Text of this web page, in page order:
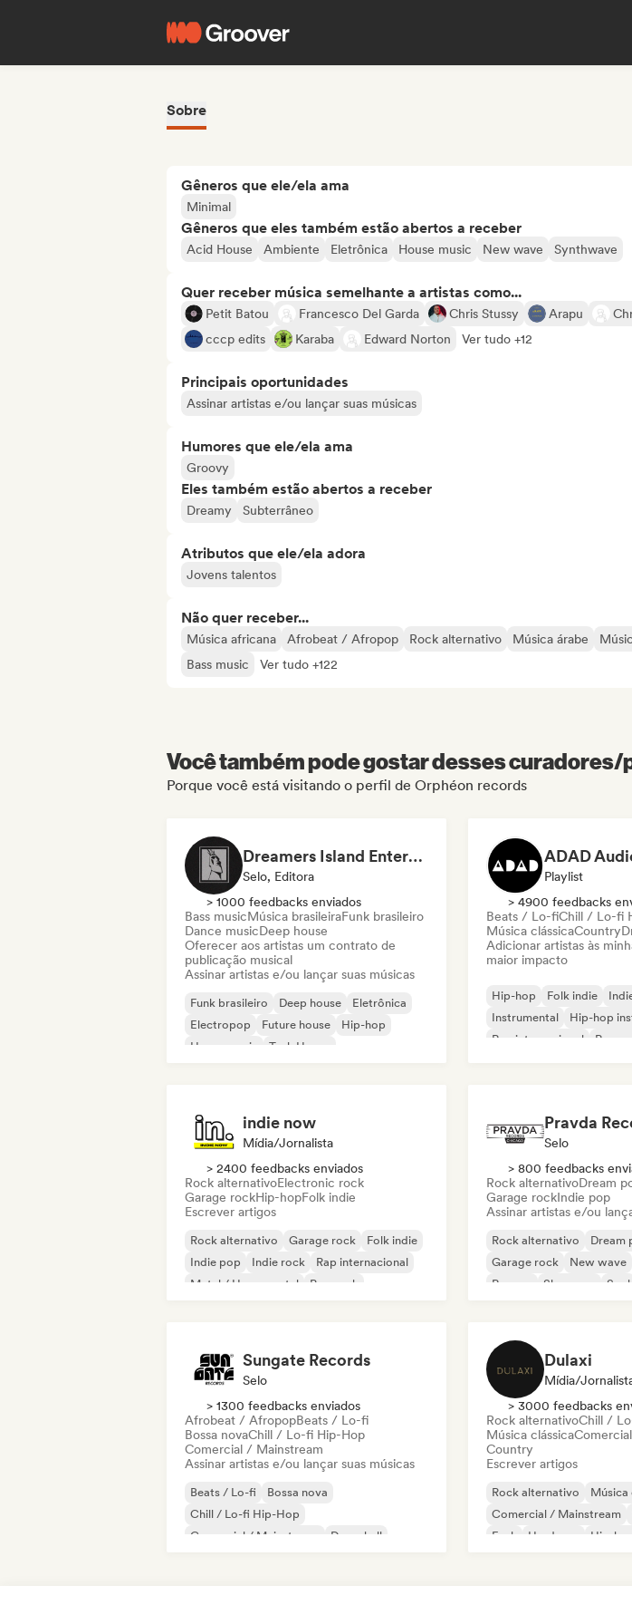
Sobre
Gêneros que ele/ela ama
Minimal
Gêneros que eles também estão abertos a receber
Acid House Ambiente Eletrônica House music New wave Synthwave
Quer receber música semelhante a artistas como...
Petit Batou Francesco Del Garda Chris Stussy Arapu
cccp edits
Karaba Edward Norton Ver tudo +12
Principais oportunidades
Assinar artistas e/ou lançar suas músicas
Humores que ele/ela ama
Groovy
Eles também estão abertos a receber
Dreamy Subterrâneo
Atributos que ele/ela adora
Jovens talentos
Não quer receber...
Música africana Afrobeat / Afropop Rock alternativo Música árabe
Bass music
Ver tudo +122
Você também pode gostar desses
Porque você está visitando o perfil de Orphéon records
Dreamers Island Entertainment
Selo, Editora
> 1000 feedbacks enviados
Bass musicMúsica brasileiraFunk brasileiro
Dance musicDeep house
Oferecer aos artistas um contrato de
publicação musical
Assinar artistas e/ou lançar suas músicas
Funk brasileiro Deep house
Eletrônica
Electropop
Future house
Hip-hop
House music
Tech House
ADAD
Playlist
> 4900 feedbacks
Beats / Lo-fiChill / Lo-fi
Música clássicaCountry
Adicionar artistas às
maior impacto
Hip-hop Folk indie
Instrumental
Hip-hop
Rap internacional
Rap
indie now
Mídia/Jornalista
> 2400 feedbacks enviados
Rock alternativoElectronic rock
Garage rockHip-hopFolk indie
Escrever artigos
Rock alternativo Garage rock
Folk indie
Indie pop
Indie rock
Rap internacional
Metal / Heavy metal
Pop rock
Pravda
Selo
> 800 feedbacks
Rock alternativoDream
Garage rockIndie pop
Assinar artistas e/ou
Rock alternativo
Dream
Garage rock
New wave
Reggae
Shoegaze Soul
Sungate Records
Selo
> 1300 feedbacks enviados
Afrobeat / AfropopBeats / Lo-fi
Bossa novaChill / Lo-fi Hip-Hop
Comercial / Mainstream
Assinar artistas e/ou lançar suas músicas
Beats / Lo-fi
Bossa nova
Chill / Lo-fi Hip-Hop
Comercial / Mainstream
Dancehall
Dulaxi
Mídia/
> 3000 feedbacks
Rock alternativoChill /
Música clássica
Country
Escrever artigos
Rock alternativo
Música
Comercial / Mainstream
Funk
Hardcore Hip-hop